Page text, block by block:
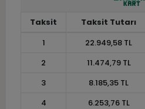
Taksit Taksit Tutarı
1
22.949,58 TL
2
11.474,79 TL
3
8.185,35 TL
4
6.253,76 TL